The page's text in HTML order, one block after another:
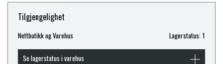
Tilgjengelighet
Nettbutikk og Varehus Lagerstatus: 1
Se lagerstatus i varehus